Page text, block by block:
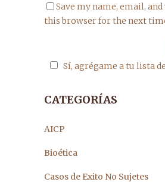
Save my name, email,
this browser for the next
Sí, agrégame a tu lista
CATEGORÍAS
AICP
Bioética
Casos de Exito No Sujetes